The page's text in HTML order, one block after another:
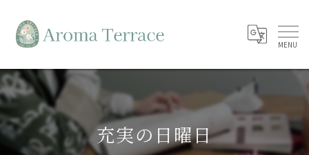
充実の日曜日